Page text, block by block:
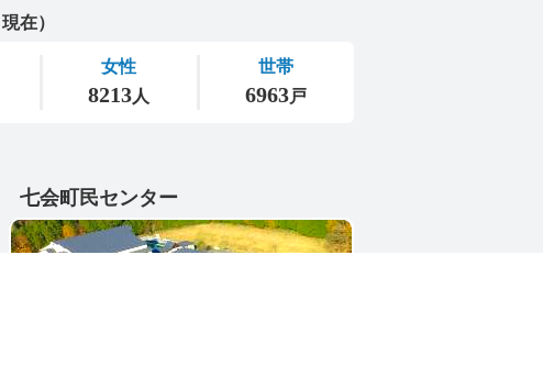
七会町民センター